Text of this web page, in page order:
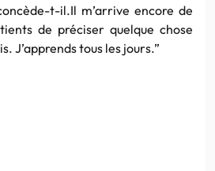
t-il.Il m’arrive encore de
de préciser quelque chose
J’apprends tous les jours.”